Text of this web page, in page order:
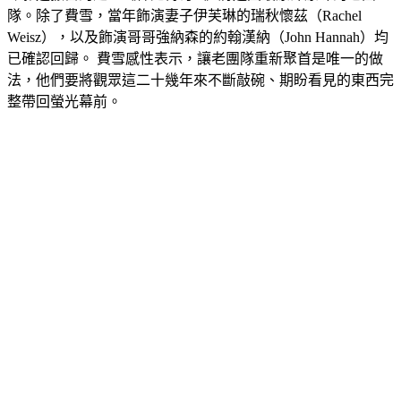
隊。除了費雪，當年飾演妻子伊芙琳的瑞秋懷茲（Rachel
Weisz），以及飾演哥哥強納森的約翰漢納（John Hannah）均
已確認回歸。 費雪感性表示，讓老團隊重新聚首是唯一的做
法，他們要將觀眾這二十幾年來不斷敲碗、期盼看見的東西完
整帶回螢光幕前。